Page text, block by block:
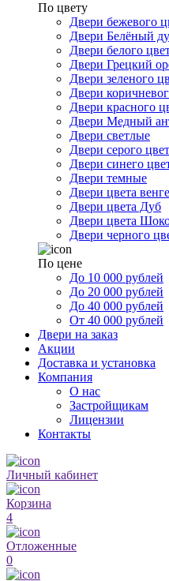
По цвету
Двери бежевого
Двери Белёный
Двери белого
Двери Грецкий
Двери зеленого
Двери
Двери красного
Двери Медный
Двери светлые
Двери серого
Двери синего
Двери темные
Двери цвета венге
Двери цвета Дуб
Двери цвета
Двери черного
По цене
До 10 000 рублей
До 20 000 рублей
До 40 000 рублей
От 40 000 рублей
Двери на заказ
Акции
Доставка и установка
Компания
О нас
Застройщикам
Лицензии
Контакты
Личный кабинет
Корзина
4
Отложенные
0